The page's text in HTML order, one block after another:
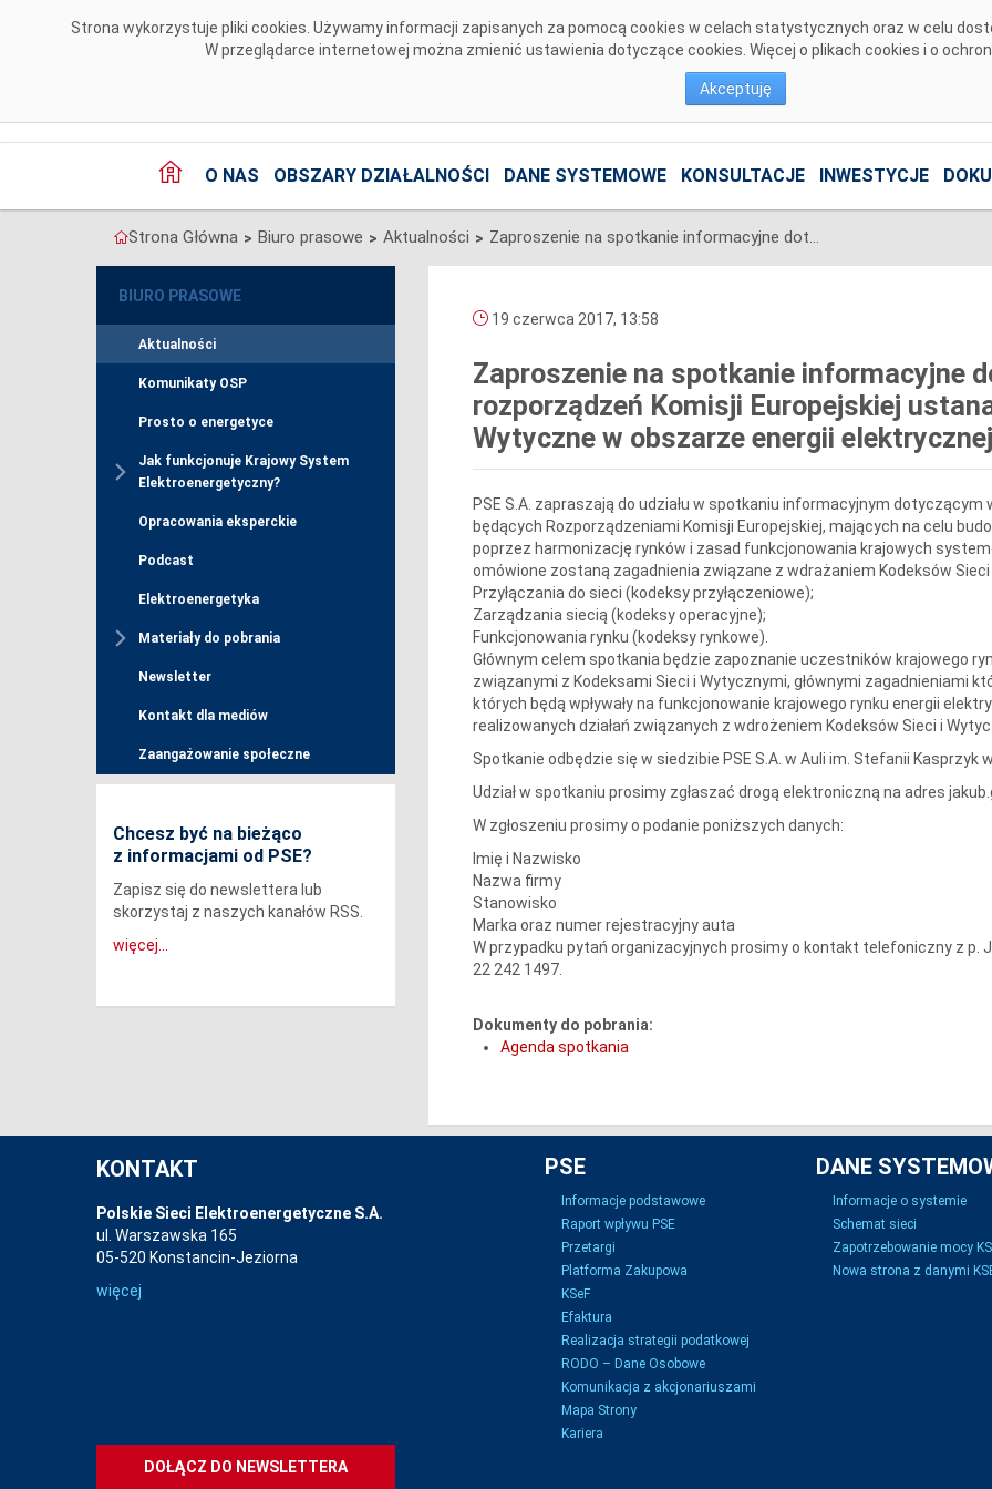
Strona wykorzystuje pliki cookies. Używamy informacji zapisanych za pomocą cookies w celach statystycznych oraz w celu
W przeglądarce internetowej można zmienić ustawienia dotyczące cookies. Więcej o plikach cookies i o
Akceptuję
O NAS OBSZARY DZIAŁALNOŚCI DANE SYSTEMOWE KONSULTACJE INWESTYCJE
Strona Główna > Biuro prasowe > Aktualności > Zaproszenie na spotkanie informacyjne dotyczące wdrażania rozporządzeń Komisji Europejskiej ustanawiających Kodeksy Sieci i Wytyczne w obszarze energii elektrycznej
BIURO PRASOWE
Aktualności
Komunikaty OSP
Prosto o energetyce
Jak funkcjonuje Krajowy System
Elektroenergetyczny?
Opracowania eksperckie
Podcast
Elektroenergetyka
Materiały do pobrania
Newsletter
Kontakt dla mediów
Zaangażowanie społeczne
Chcesz być na bieżąco
z informacjami od PSE?
Zapisz się do newslettera lub
skorzystaj z naszych kanałów RSS.
więcej...
19 czerwca 2017, 13:58
Zaproszenie na spotkanie informacyjne
rozporządzeń Komisji Europejskiej
Wytyczne w obszarze energii elektrycznej
PSE S.A. zapraszają do udziału w spotkaniu informacyjnym
będących Rozporządzeniami Komisji Europejskiej, mających na celu
poprzez harmonizację rynków i zasad funkcjonowania krajowych
omówione zostaną zagadnienia związane z wdrażaniem Kodeksów
Przyłączania do sieci (kodeksy przyłączeniowe);
Zarządzania siecią (kodeksy operacyjne);
Funkcjonowania rynku (kodeksy rynkowe).
Głównym celem spotkania będzie zapoznanie uczestników krajowego
związanymi z Kodeksami Sieci i Wytycznymi, głównymi zagadnieniami
których będą wpływały na funkcjonowanie krajowego rynku energii
realizowanych działań związanych z wdrożeniem Kodeksów Sieci i
Spotkanie odbędzie się w siedzibie PSE S.A. w Auli im. Stefanii Kasprzyk
Udział w spotkaniu prosimy zgłaszać drogą elektroniczną na adres
W zgłoszeniu prosimy o podanie poniższych danych:
Imię i Nazwisko
Nazwa firmy
Stanowisko
Marka oraz numer rejestracyjny auta
W przypadku pytań organizacyjnych prosimy o kontakt telefoniczny z p.
22 242 1497.
Dokumenty do pobrania:
Agenda spotkania
KONTAKT
Polskie Sieci Elektroenergetyczne S.A.
ul. Warszawska 165
05-520 Konstancin-Jeziorna
więcej
PSE
Informacje podstawowe
Raport wpływu PSE
Przetargi
Platforma Zakupowa
KSeF
Efaktura
Realizacja strategii podatkowej
RODO – Dane Osobowe
Komunikacja z akcjonariuszami
Mapa Strony
Kariera
DANE
Informacje o systemie
Schemat sieci
Zapotrzebowanie mocy
Nowa strona z danymi
DOŁĄCZ DO NEWSLETTERA